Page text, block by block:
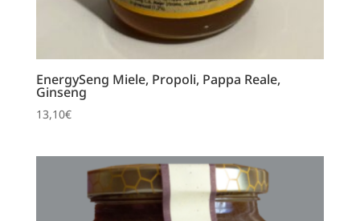
EnergySeng Miele, Propoli, Pappa Reale,
Ginseng
13,10€